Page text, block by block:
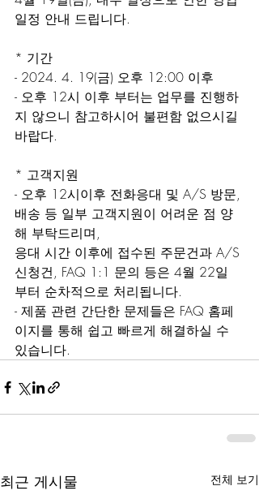
일정 안내 드립니다.
* 기간
- 2024. 4. 19(금) 오후 12:00 이후
- 오후 12시 이후 부터는 업무를 진행하
지 않으니 참고하시어 불편함 없으시길
바랍다.
* 고객지원
- 오후 12시이후 전화응대 및 A/S 방문,
배송 등 일부 고객지원이 어려운 점 양
해 부탁드리며,
응대 시간 이후에 접수된 주문건과 A/S
신청건, FAQ 1:1 문의 등은 4월 22일
부터 순차적으로 처리됩니다.
- 제품 관련 간단한 문제들은 FAQ 홈페
이지를 통해 쉽고 빠르게 해결하실 수
있습니다.
최근 게시물 전체 보기